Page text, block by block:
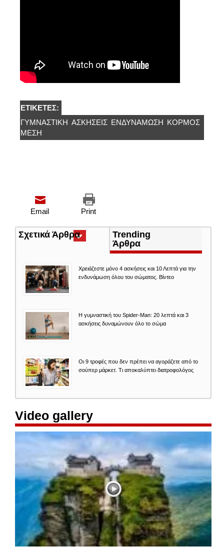
ΕΤΙΚΈΤΕΣ:
ΓΥΜΝΑΣΤΙΚΗ ΑΣΚΗΣΕΙΣ ΕΝΔΥΝΑΜΩΣΗ ΚΟΡΜΟΣ
ΜΕΣΗ
Print
Email
Σχετικά Άρθρα(ενεργή
καρτέλα)
Trending
Άρθρα
Χρειάζεστε μόνο 4 ασκήσεις και 10 Λεπτά για την
ενδυνάμωση όλου του σώματος. Βίντεο
Η γυμναστική του Spider-Man: 20 λεπτά και 3
ασκήσεις δυναμώνουν όλο το σώμα
Οι 9 τροφές που δεν πρέπει να αγοράζετε από το
σούπερ μάρκετ. Τι αποκαλύπτει διατροφολόγος
Video gallery